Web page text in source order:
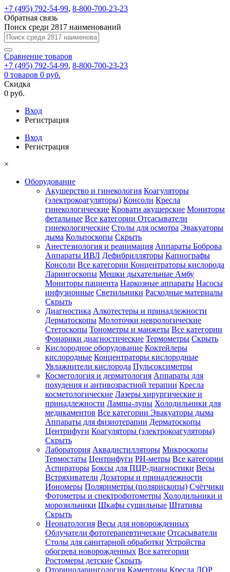
+7 (495) 792-54-99, 8-800-700-23-23
Обратная связь
Поиск среди 2817 наименований
Сравнение товаров
+7 (495) 792-54-99, 8-800-700-23-23
0 товаров 0 руб.
Скидка
0 руб.
Вход
Регистрация
Вход
Регистрация
×
Оборудование
Акушерство и гинекология Коагуляторы
(электрокоагуляторы) Консоли Кресла
гинекологические Кровати акушерские Мониторы
фетальные Все категории Отсасыватели
гинекологические Столы для осмотра Эвакуаторы
дыма Кольпоскопы Скрыть
Анестезиология и реанимация Аппараты Боброва
Аппараты ИВЛ Дефибрилляторы Капнографы
Консоли Все категории Концентраторы кислорода
Ларингоскопы Мешки дыхательные Амбу
Мониторы пациента Наркозные аппараты Насосы
инфузионные Светильники Расходные материалы
Скрыть
Диагностика Алкотестеры и принадлежности
Дерматоскопы Молоточки неврологические
Стетоскопы Тонометры и манжеты Все категории
Фонарики диагностические Термометры Скрыть
Кислородное оборудование Коктейлеры
кислородные Концентраторы кислородные
Увлажнители кислорода Пульсоксиметры
Косметология и дерматология Аппараты для
похудения и антивозрастной терапии Кресла
косметологические Лазеры хирургические и
принадлежности Лампы-лупы Холодильники для
медикаментов Все категории Эвакуаторы дыма
Аппараты для физиотерапии Дерматоскопы
Центрифуги Коагуляторы (электрокоагуляторы)
Скрыть
Лаборатория Аквадистилляторы Микроскопы
Термостаты Центрифуги PH-метры Все категории
Аспираторы Боксы для ПЦР-диагностики Весы
Встряхиватели Дозаторы и принадлежности
Иономеры Поляриметры (полярископы) Счётчики
Фотометры и спектрофотометры Холодильники и
морозильники Шкафы сушильные Штативы
Скрыть
Неонатология Весы для новорожденных
Облучатели фототерапевтические Отсасыватели
Столы для санитарной обработки Устройства
обогрева новорожденных Все категории
Ростомеры детские Скрыть
Оториноларингология Камертоны Кресла ЛОР